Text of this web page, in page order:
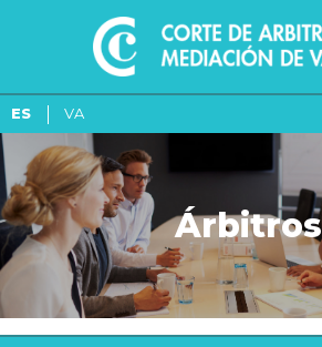
ES VA
Árbitros